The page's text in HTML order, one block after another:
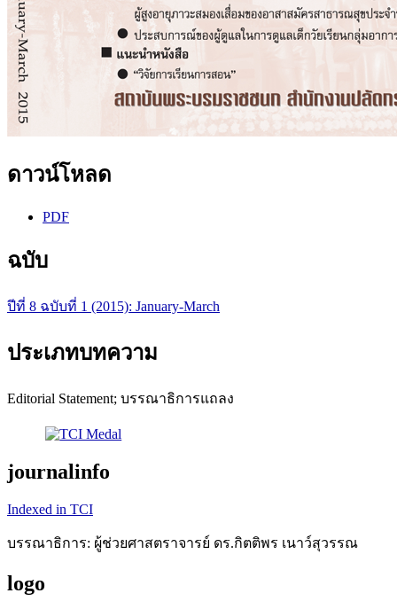
ดาวน์โหลด
PDF
ฉบับ
ปีที่ 8 ฉบับที่ 1 (2015): January-March
ประเภทบทความ
Editorial Statement; บรรณาธิการแถลง
journalinfo
Indexed in TCI
บรรณาธิการ: ผู้ช่วยศาสตราจารย์ ดร.กิตติพร เนาว์สุวรรณ
logo